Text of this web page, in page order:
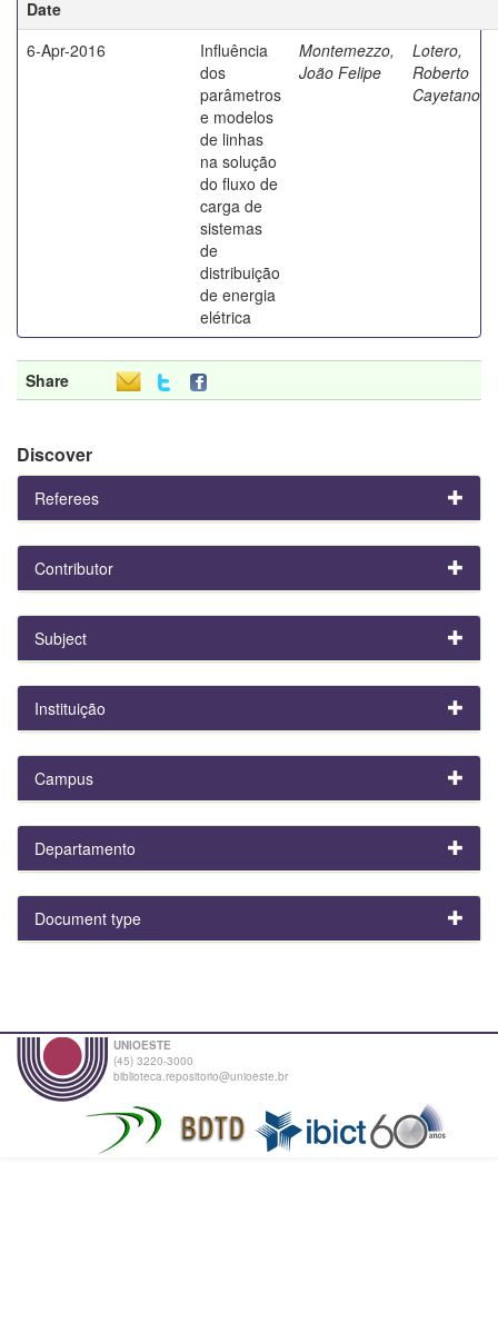
Date
6-Apr-2016
Influência
dos
parâmetros
e modelos
de linhas
na solução
do fluxo de
carga de
sistemas
de
distribuição
de energia
elétrica
Montemezzo,
João Felipe
Lotero,
Roberto
Cayetano
Share
Discover
Referees
Contributor
Subject
Instituição
Campus
Departamento
Document type
UNIOESTE
(45) 3220-3000
biblioteca.repositorio@unioeste.br